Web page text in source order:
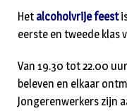
Het alcoholvrije feest
eerste en tweede klas
Van 19.30 tot 22.00
beleven en elkaar
Jongerenwerkers zijn